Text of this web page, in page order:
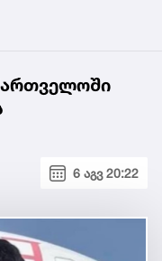
6 აგვ 20:22